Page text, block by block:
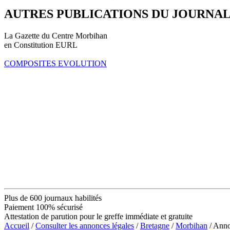
AUTRES PUBLICATIONS DU JOURNAL
La Gazette du Centre Morbihan
en Constitution EURL
COMPOSITES EVOLUTION
Plus de 600 journaux habilités
Paiement 100% sécurisé
Attestation de parution pour le greffe immédiate et gratuite
Accueil /Consulter les annonces légales /Bretagne /Morbihan /